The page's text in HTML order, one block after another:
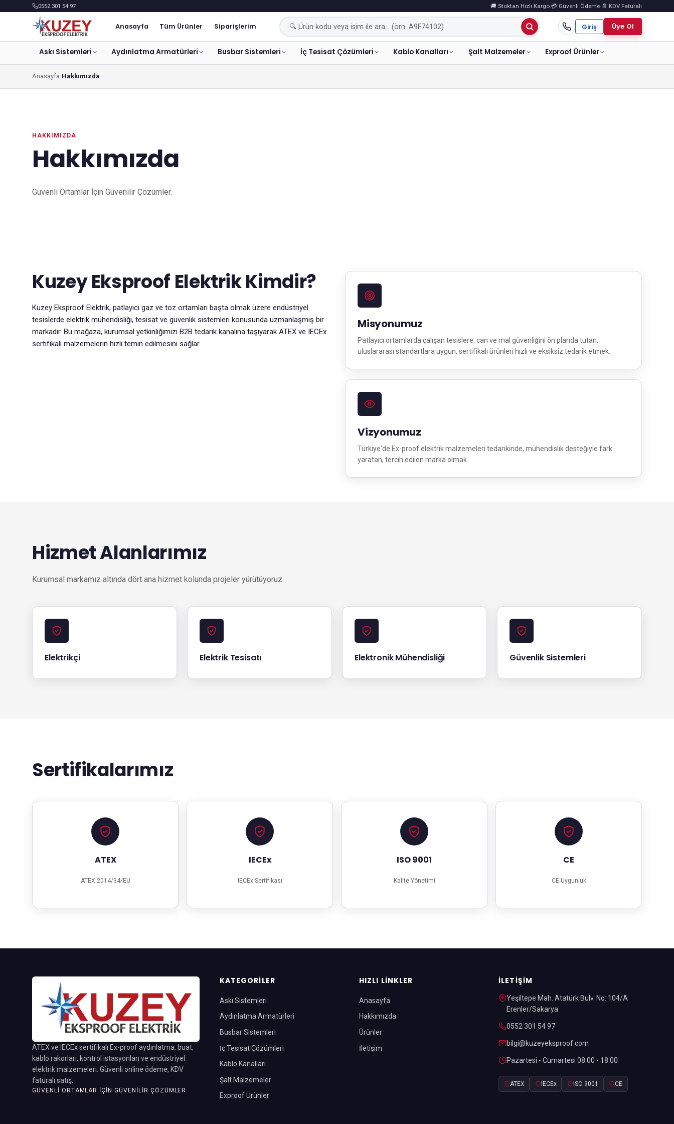
0552 301 54 97 🚚 Stoktan Hızlı Kargo·💳 Güvenli Ödeme· 📄 KDV Faturalı
Anasayfa Tüm Ürünler Siparişlerim Giriş Üye Ol
Askı Sistemleri Aydınlatma Armatürleri Busbar Sistemleri İç Tesisat Çözümleri Kablo Kanalları Şalt Malzemeler Exproof Ürünler
Anasayfa Hakkımızda
HAKKIMIZDA
Hakkımızda
Güvenli Ortamlar İçin Güvenilir Çözümler.
Kuzey Eksproof Elektrik Kimdir?
Kuzey Eksproof Elektrik, patlayıcı gaz ve toz ortamları başta olmak üzere endüstriyel
tesislerde elektrik mühendisliği, tesisat ve güvenlik sistemleri konusunda uzmanlaşmış bir
markadır. Bu mağaza, kurumsal yetkinliğimizi B2B tedarik kanalına taşıyarak ATEX ve IECEx
sertifikalı malzemelerin hızlı temin edilmesini sağlar.
Misyonumuz
Patlayıcı ortamlarda çalışan tesislere, can ve mal güvenliğini ön planda tutan,
uluslararası standartlara uygun, sertifikalı ürünleri hızlı ve eksiksiz tedarik etmek.
Vizyonumuz
Türkiye'de Ex-proof elektrik malzemeleri tedarikinde, mühendislik desteğiyle fark
yaratan, tercih edilen marka olmak.
Hizmet Alanlarımız
Kurumsal markamız altında dört ana hizmet kolunda projeler yürütüyoruz.
Elektrikçi Elektrik Tesisatı Elektronik Mühendisliği Güvenlik Sistemleri
Sertifikalarımız
ATEX
ATEX 2014/34/EU
IECEx
IECEx Sertifikası
ISO 9001
Kalite Yönetimi
CE
CE Uygunluk
ATEX ve IECEx sertifikalı Ex-proof aydınlatma, buat,
kablo rakorları, kontrol istasyonları ve endüstriyel
elektrik malzemeleri. Güvenli online ödeme, KDV
faturalı satış.
GÜVENLI ORTAMLAR İÇIN GÜVENILIR ÇÖZÜMLER
KATEGORILER
Askı Sistemleri
Aydınlatma Armatürleri
Busbar Sistemleri
İç Tesisat Çözümleri
Kablo Kanalları
Şalt Malzemeler
Exproof Ürünler
HIZLI LINKLER
Anasayfa
Hakkımızda
Ürünler
İletişim
İLETIŞIM
Yeşiltepe Mah. Atatürk Bulv. No: 104/A
Erenler/Sakarya
0552 301 54 97
bilgi@kuzeyeksproof.com
Pazartesi - Cumartesi 08:00 - 18:00
ATEX IECEx ISO 9001 CE